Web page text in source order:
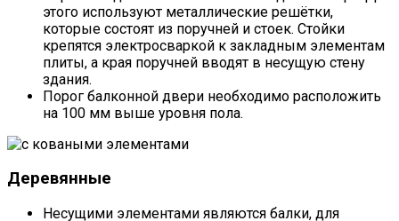
этого используют металлические решётки,
которые состоят из поручней и стоек. Стойки
крепятся электросваркой к закладным элементам
плиты, а края поручней вводят в несущую стену
здания.
Порог балконной двери необходимо расположить
на 100 мм выше уровня пола.
Деревянные
Несущими элементами являются балки, для